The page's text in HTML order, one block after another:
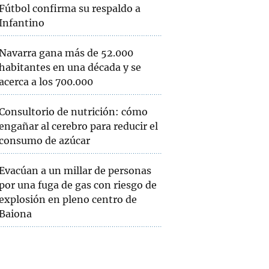
confirma su respaldo a
gana más de 52.000
en una década y se
a los 700.000
de nutrición: cómo
al cerebro para reducir el
de azúcar
a un millar de personas
una fuga de gas con riesgo de
en pleno centro de